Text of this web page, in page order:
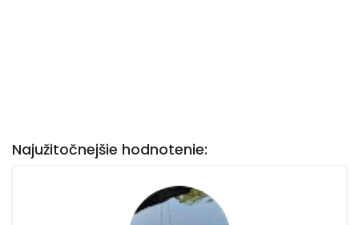
Najužitočnejšie hodnotenie: